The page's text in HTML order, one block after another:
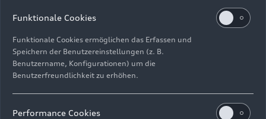
ImpressumRechtliches Hinweisgebersystem
Funktionale Cookies
Funktionale Cookies ermöglichen das Erfassen und
Speichern der Benutzereinstellungen (z. B.
Benutzername, Konfigurationen) um die
Benutzerfreundlichkeit zu erhöhen.
Performance Cookies